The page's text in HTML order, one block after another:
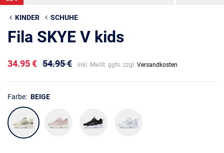
KINDER SCHUHE
Fila SKYE V kids
34.95 € 54.95 € inkl. MwSt. ggfs. zzgl. Versandkosten
Farbe: BEIGE